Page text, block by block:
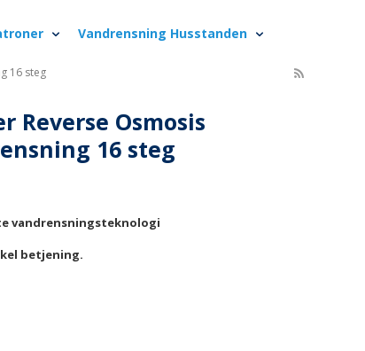
Vandrensning Husstanden
16 steg
Reverse Osmosis
16 steg
vandrensningsteknologi
betjening.